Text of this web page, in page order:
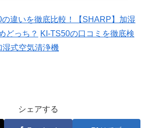
違いを徹底比較！【SHARP】加湿
どっち？ KI-TS50の口コミを徹底検
式空気清浄機
シェアする